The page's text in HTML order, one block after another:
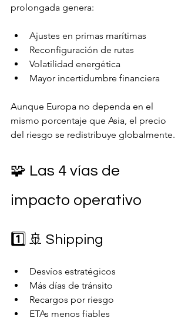
prolongada genera:
Ajustes en primas marítimas
Reconfiguración de rutas
Volatilidad energética
Mayor incertidumbre financiera
Aunque Europa no dependa en el
mismo porcentaje que Asia, el precio
del riesgo se redistribuye globalmente.
🧩 Las 4 vías de
impacto operativo
1️⃣ 🚢 Shipping
Desvíos estratégicos
Más días de tránsito
Recargos por riesgo
ETAs menos fiables